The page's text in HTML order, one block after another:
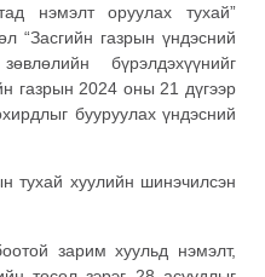
нэмэлт оруулах тухай”
“Засгийн газрын үндэсний
бүрэлдэхүүнийг
газрын 2024 оны 21 дүгээр
бууруулах үндэсний
тухай хуулийн шинэчилсэн
зарим хуульд нэмэлт,